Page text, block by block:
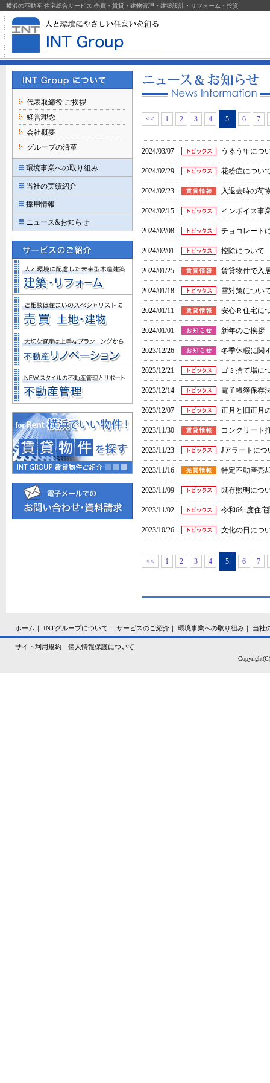
横浜の不動産 住宅総合サービス 売買・賃貸・建物管理・建築設計・リフォーム・投資
<< 1 2 3 4 5 6 7
2024/03/07 うるう年につ
2024/02/29 花粉症につい
2024/02/23 入退去時の荷
2024/02/15 インボイス事
2024/02/08 チョコレート
2024/02/01 控除について
2024/01/25 賃貸物件で入
2024/01/18 雪対策につい
2024/01/11 安心Ｒ住宅に
2024/01/01 新年のご挨拶
2023/12/26 冬季休暇に関
2023/12/21 ゴミ捨て場に
2023/12/14 電子帳簿保存
2023/12/07 正月と旧正月
2023/11/30 コンクリート
2023/11/23 Jアラートにつ
2023/11/16 特定不動産売
2023/11/09 既存照明につ
2023/11/02 令和6年度住
2023/10/26 文化の日につ
<< 1 2 3 4 5 6 7
代表取締役 ご挨拶
経営理念
会社概要
グループの沿革
環境事業への取り組み
当社の実績紹介
採用情報
ニュース&お知らせ
ホーム ｜ INTグループについて ｜ サービスのご紹介 ｜ 環境事業への取り組み ｜ 当社
サイト利用規約 個人情報保護について